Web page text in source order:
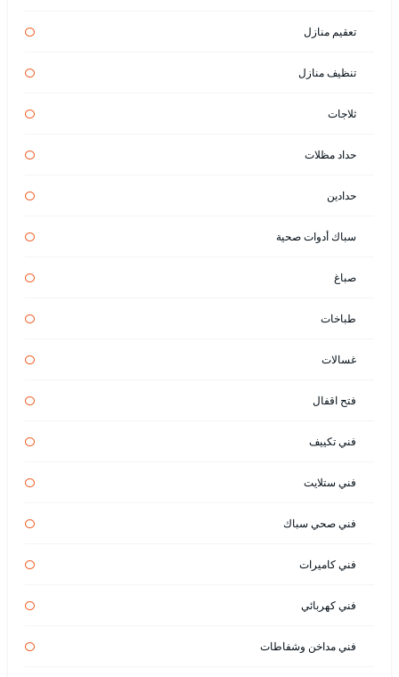
تعقيم منازل
تنظيف منازل
ثلاجات
حداد مظلات
حدادين
سباك أدوات صحية
صباغ
طباخات
غسالات
فتح اقفال
فني تكييف
فني ستلايت
فني صحي سباك
فني كاميرات
فني كهربائي
فني مداخن وشفاطات